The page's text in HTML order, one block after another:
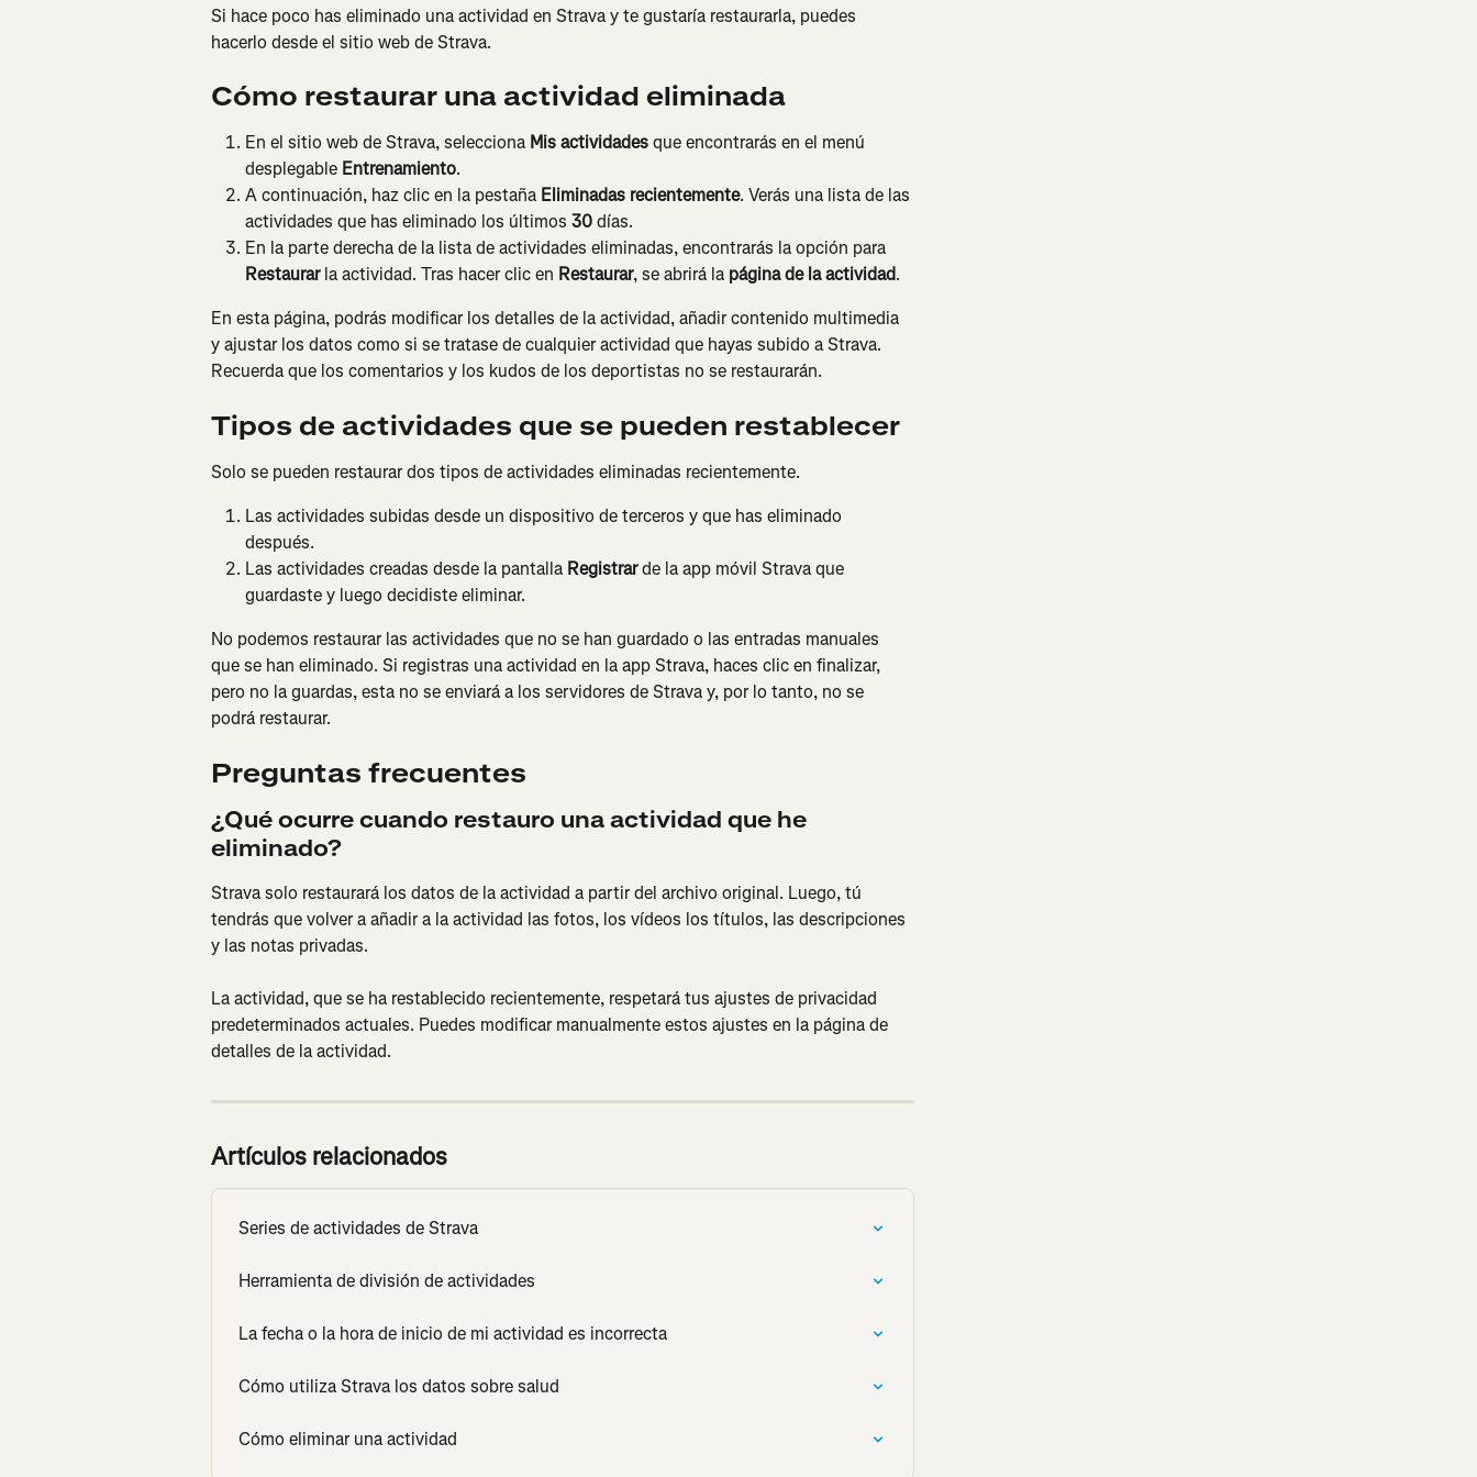
Si hace poco has eliminado una actividad en Strava y te gustaría restaurarla, puedes
hacerlo desde el sitio web de Strava.
Cómo restaurar una actividad eliminada
En el sitio web de Strava, selecciona Mis actividades que encontrarás en el menú
desplegable Entrenamiento.
A continuación, haz clic en la pestaña Eliminadas recientemente. Verás una lista de las
actividades que has eliminado los últimos 30 días.
En la parte derecha de la lista de actividades eliminadas, encontrarás la opción para
Restaurar la actividad. Tras hacer clic en Restaurar, se abrirá la página de la actividad.
En esta página, podrás modificar los detalles de la actividad, añadir contenido multimedia
y ajustar los datos como si se tratase de cualquier actividad que hayas subido a Strava.
Recuerda que los comentarios y los kudos de los deportistas no se restaurarán.
Tipos de actividades que se pueden restablecer
Solo se pueden restaurar dos tipos de actividades eliminadas recientemente.
Las actividades subidas desde un dispositivo de terceros y que has eliminado
después.
Las actividades creadas desde la pantalla Registrar de la app móvil Strava que
guardaste y luego decidiste eliminar.
No podemos restaurar las actividades que no se han guardado o las entradas manuales
que se han eliminado. Si registras una actividad en la app Strava, haces clic en finalizar,
pero no la guardas, esta no se enviará a los servidores de Strava y, por lo tanto, no se
podrá restaurar.
Preguntas frecuentes
¿Qué ocurre cuando restauro una actividad que he
eliminado?
Strava solo restaurará los datos de la actividad a partir del archivo original. Luego, tú
tendrás que volver a añadir a la actividad las fotos, los vídeos los títulos, las descripciones
y las notas privadas.
La actividad, que se ha restablecido recientemente, respetará tus ajustes de privacidad
predeterminados actuales. Puedes modificar manualmente estos ajustes en la página de
detalles de la actividad.
Artículos relacionados
Series de actividades de Strava
Herramienta de división de actividades
La fecha o la hora de inicio de mi actividad es incorrecta
Cómo utiliza Strava los datos sobre salud
Cómo eliminar una actividad